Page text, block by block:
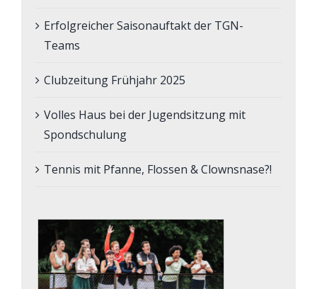
Erfolgreicher Saisonauftakt der TGN-
Teams
Clubzeitung Frühjahr 2025
Volles Haus bei der Jugendsitzung mit
Spondschulung
Tennis mit Pfanne, Flossen & Clownsnase?!